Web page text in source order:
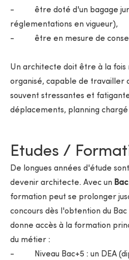
- être doté d'un bagage
réglementations en vigueur),
- être en mesure de
Un architecte doit être à la
organisé, capable de travailler
souvent stressantes et
déplacements, planning
Etudes /
De longues années d'étude
devenir architecte. Avec un
formation peut se prolonger
concours dès l'obtention du
donne accès à la formation
du métier :
- Niveau Bac+5 : un DEA